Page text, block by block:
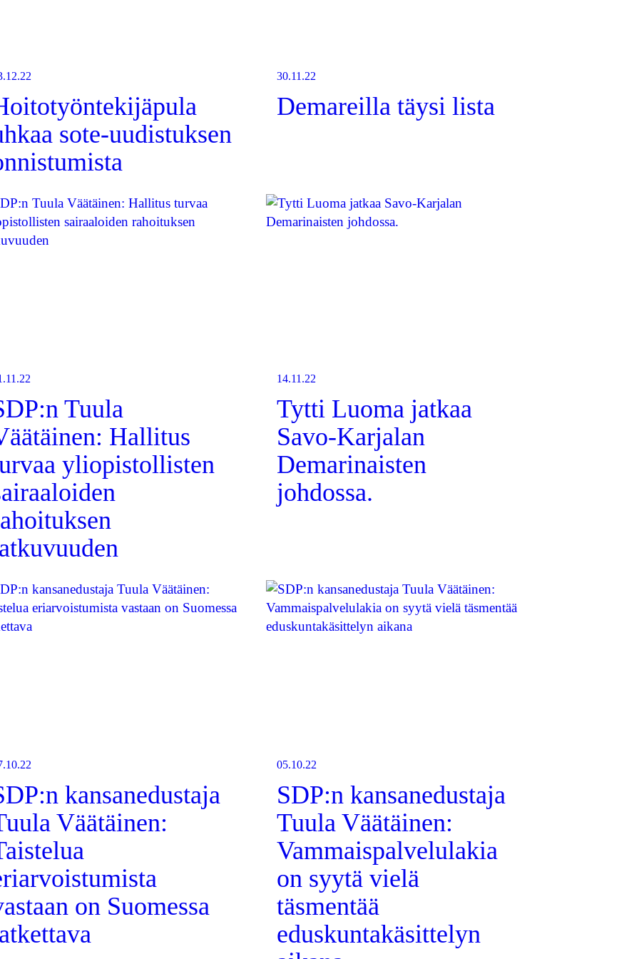
sote-uudistuksen
30.11.22
Demareilla täysi lista
Tuula
Hallitus
yliopistollisten
14.11.22
Tytti Luoma jatkaa
Savo-Karjalan
Demarinaisten
johdossa.
kansanedustaja
Väätäinen:
on Suomessa
05.10.22
SDP:n kansanedustaja
Tuula Väätäinen:
Vammaispalvelulakia
on syytä vielä
täsmentää
eduskuntakäsittelyn